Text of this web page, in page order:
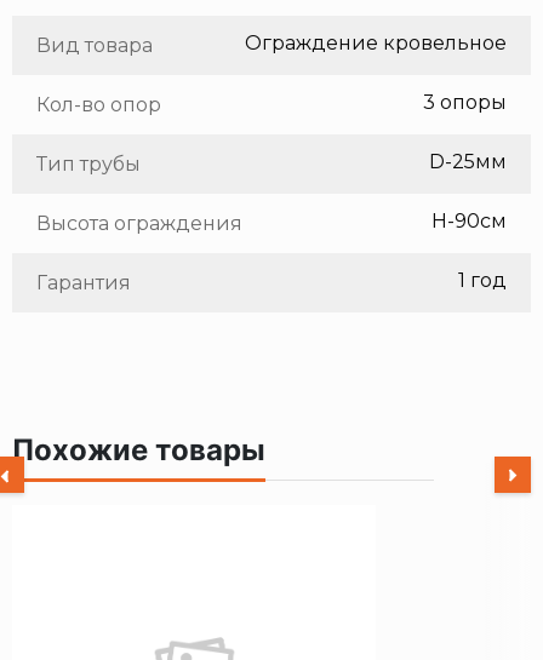
Вид товара Ограждение кровельное
Кол-во опор 3 опоры
Тип трубы D-25мм
Высота ограждения H-90см
Гарантия 1 год
Похожие товары